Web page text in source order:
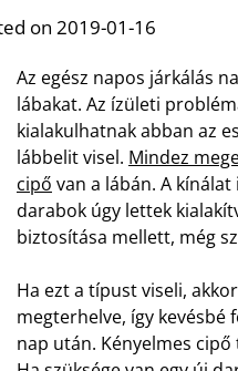
on 2019-01-16
Az egész napos járkálás
lábakat. Az ízületi
kialakulhatnak abban az
lábbelit visel. Mindez
cipő van a lábán. A
darabok úgy lettek
biztosítása mellett, még
Ha ezt a típust viseli,
megterhelve, így kevésbé
nap után. Kényelmes